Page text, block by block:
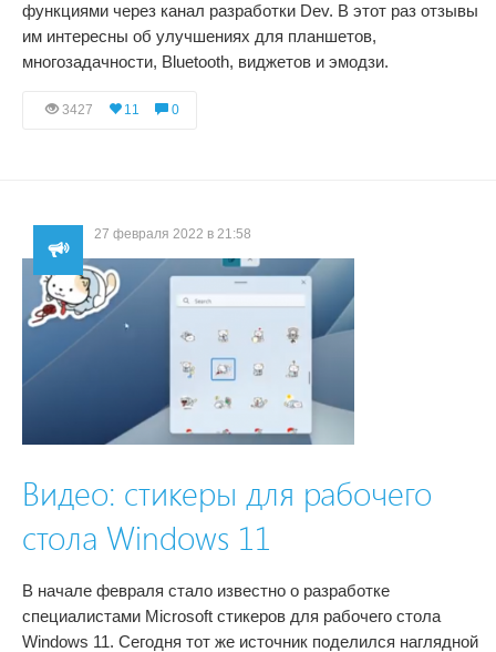
функциями через канал разработки Dev. В этот раз отзывы
им интересны об улучшениях для планшетов,
многозадачности, Bluetooth, виджетов и эмодзи.
3427 11 0
27 февраля 2022 в 21:58
Видео: стикеры для рабочего
стола Windows 11
В начале февраля стало известно о разработке
специалистами Microsoft стикеров для рабочего стола
Windows 11. Сегодня тот же источник поделился наглядной